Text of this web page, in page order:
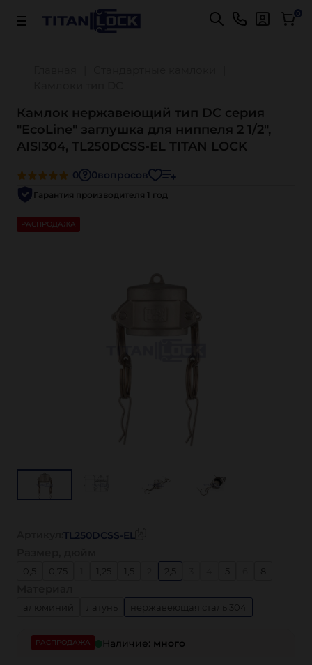
Важно! Для оплаты заказов Подробнее 0
Камлок нержавеющий тип DC серия
"EcoLine" заглушка для ниппеля 2 1/2",
AISI304, TL250DCSS-EL TITAN LOCK
0 0вопросов
Гарантия производителя 1 год
РАСПРОДАЖА
РАСПРОДАЖА Наличие: много
TL250DCSS-EL
0,75 8
нержавеющая сталь 304